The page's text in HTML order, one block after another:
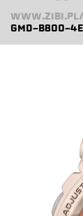
GMD-B800-